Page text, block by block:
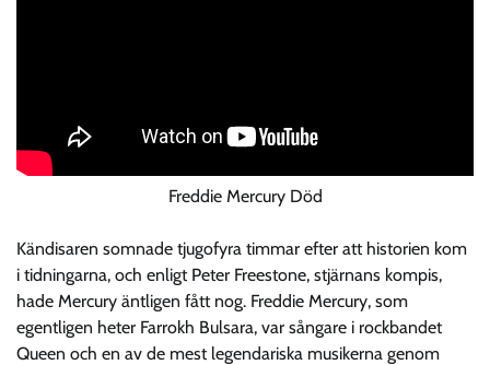
Freddie Mercury Död
Kändisaren somnade tjugofyra timmar efter att historien kom
i tidningarna, och enligt Peter Freestone, stjärnans kompis,
hade Mercury äntligen fått nog. Freddie Mercury, som
egentligen heter Farrokh Bulsara, var sångare i rockbandet
Queen och en av de mest legendariska musikerna genom